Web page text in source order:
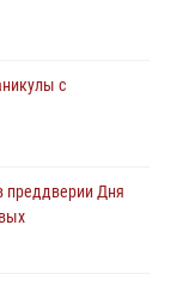
с
преддверии Дня